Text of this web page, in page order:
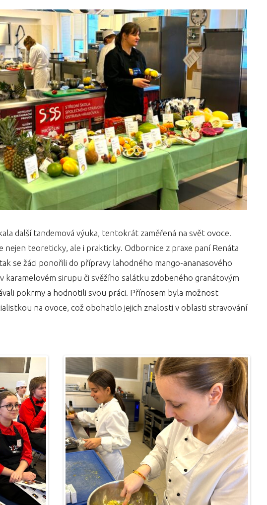
další tandemová výuka, tentokrát zaměřená na svět ovoce.
nejen teoreticky, ale i prakticky. Odbornice z praxe paní Renáta
se žáci ponořili do přípravy lahodného mango-ananasového
karamelovém sirupu či svěžího salátku zdobeného granátovým
pokrmy a hodnotili svou práci. Přínosem byla možnost
na ovoce, což obohatilo jejich znalosti v oblasti stravování